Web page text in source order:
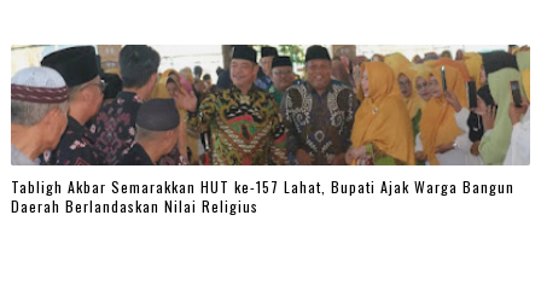
Tabligh Akbar Semarakkan HUT ke-157 Lahat, Bupati Ajak Warga Bangun
Daerah Berlandaskan Nilai Religius